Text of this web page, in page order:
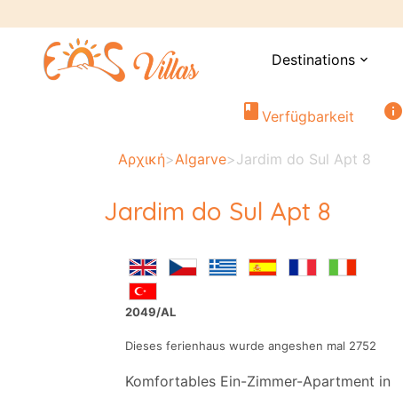
Destinations expand_more
book Verfügbarkeit info
Αρχική>Algarve>Jardim do Sul Apt 8
Jardim do Sul Apt 8
2049/AL
Dieses ferienhaus wurde angeshen mal 2752
Komfortables Ein-Zimmer-Apartment in